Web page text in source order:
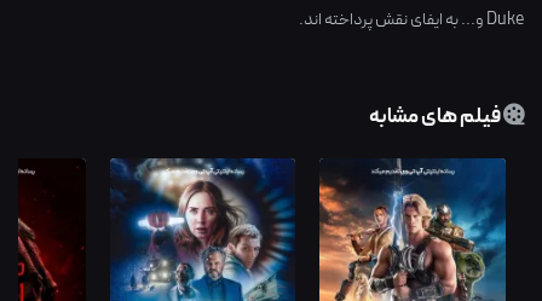
Dukeو... به ایفای نقش پرداخته اند.
فیلم های مشابه